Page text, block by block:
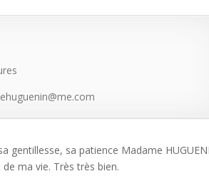
gentillesse, sa patience Madame
ma vie. Très très bien.